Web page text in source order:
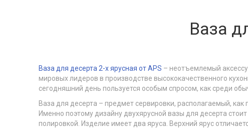
Ваза
Ваза для десерта 2-х ярусная от APS – неотъемлемый
мировых лидеров в производстве высококачественного
сегодняшний день пользуется особым спросом, как среди
Ваза для десерта – предмет сервировки, располагаемый,
Именно поэтому дизайну двухярусной вазы для десерта
полировкой. Изделие имеет два яруса. Верхний ярус